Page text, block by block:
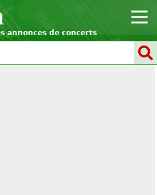
annonces de concerts